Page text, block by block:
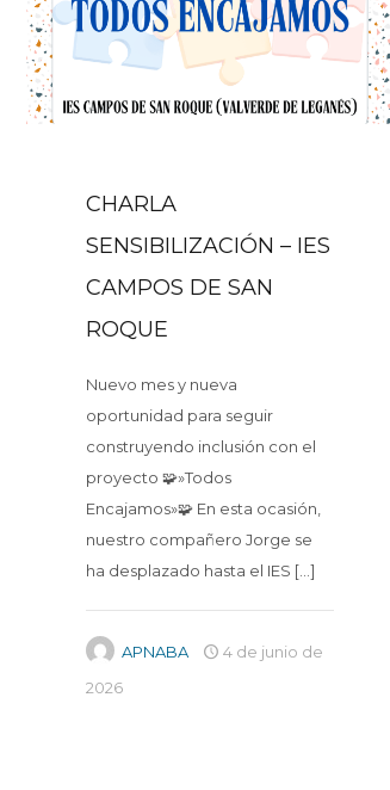
CHARLA
SENSIBILIZACIÓN – IES
CAMPOS DE SAN
ROQUE
Nuevo mes y nueva
oportunidad para seguir
construyendo inclusión con el
proyecto 🧩»Todos
Encajamos»🧩 En esta ocasión,
nuestro compañero Jorge se
ha desplazado hasta el IES […]
APNABA
4 de junio de
2026